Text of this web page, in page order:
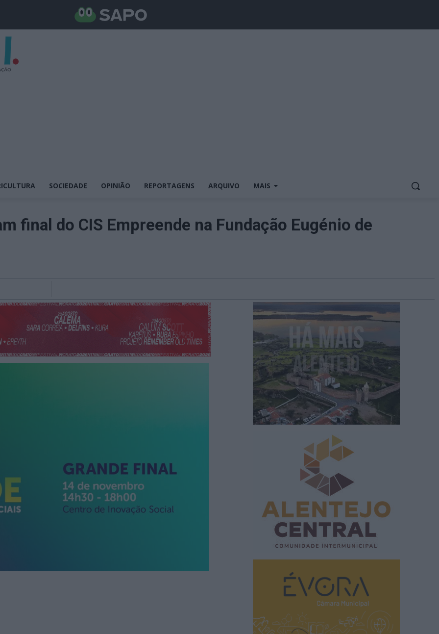
SOCIEDADE OPINIÃO REPORTAGENS ARQUIVO MAIS
final do CIS Empreende na Fundação Eugénio de